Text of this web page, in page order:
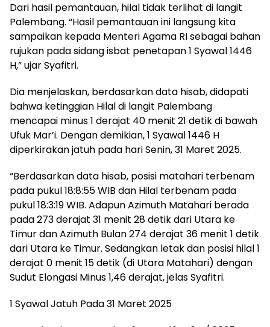
Dari hasil pemantauan, hilal tidak terlihat di langit
Palembang. “Hasil pemantauan ini langsung kita
sampaikan kepada Menteri Agama RI sebagai bahan
rujukan pada sidang isbat penetapan 1 Syawal 1446
H,” ujar Syafitri.
Dia menjelaskan, berdasarkan data hisab, didapati
bahwa ketinggian Hilal di langit Palembang
mencapai minus 1 derajat 40 menit 21 detik di bawah
Ufuk Mar’i. Dengan demikian, 1 Syawal 1446 H
diperkirakan jatuh pada hari Senin, 31 Maret 2025.
“Berdasarkan data hisab, posisi matahari terbenam
pada pukul 18:8:55 WIB dan Hilal terbenam pada
pukul 18:3:19 WIB. Adapun Azimuth Matahari berada
pada 273 derajat 31 menit 28 detik dari Utara ke
Timur dan Azimuth Bulan 274 derajat 36 menit 1 detik
dari Utara ke Timur. Sedangkan letak dan posisi hilal 1
derajat 0 menit 15 detik (di Utara Matahari) dengan
Sudut Elongasi Minus 1,46 derajat, jelas Syafitri.
1 Syawal Jatuh Pada 31 Maret 2025